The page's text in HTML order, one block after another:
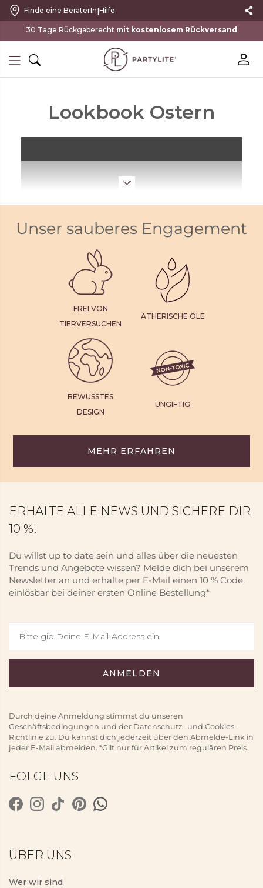
Finde eine BeraterIn|Hilfe
30 Tage Rückgaberecht mit kostenlosem Rückversand
Lookbook Ostern
Unser sauberes Engagement
FREI VON
TIERVERSUCHEN
ÄTHERISCHE ÖLE
BEWUSSTES
DESIGN
UNGIFTIG
MEHR ERFAHREN
ERHALTE ALLE NEWS UND SICHERE DIR
10 %!
Du willst up to date sein und alles über die neuesten
Trends und Angebote wissen? Melde dich bei unserem
Newsletter an und erhalte per E-Mail einen 10 % Code,
einlösbar bei deiner ersten Online Bestellung*
Durch deine Anmeldung stimmst du unseren
Geschäftsbedingungen und der Datenschutz- und Cookies-
Richtlinie zu. Du kannst dich jederzeit über den Abmelde-Link in
jeder E-Mail abmelden. *Gilt nur für Artikel zum regulären Preis.
FOLGE UNS
ÜBER UNS
Wer wir sind